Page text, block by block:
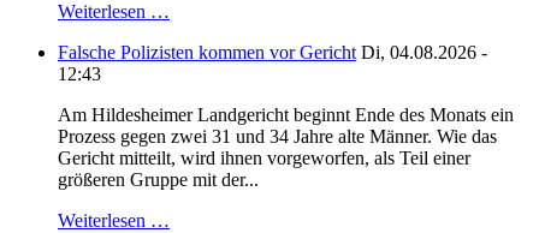
Weiterlesen …
Falsche Polizisten kommen vor Gericht Di, 04.08.2026 -
12:43
Am Hildesheimer Landgericht beginnt Ende des Monats ein
Prozess gegen zwei 31 und 34 Jahre alte Männer. Wie das
Gericht mitteilt, wird ihnen vorgeworfen, als Teil einer
größeren Gruppe mit der...
Weiterlesen …